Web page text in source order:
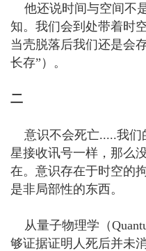
他还说时间与空间不
知。我们会到处带着时
当壳脱落后我们还是会
长存”）。
二
意识不会死亡.....我们
星接收讯号一样，那么
在。意识存在于时空的
是非局部性的东西。
从量子物理学（
够证据证明人死后并未